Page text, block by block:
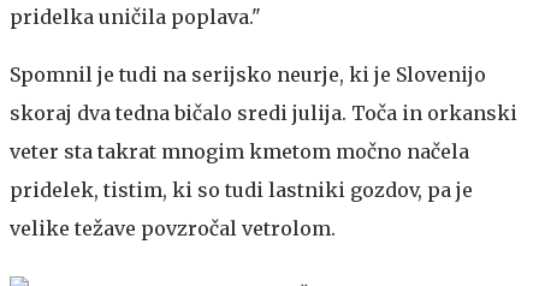
pridelka uničila poplava."
Spomnil je tudi na serijsko neurje, ki je Slovenijo
skoraj dva tedna bičalo sredi julija. Toča in orkanski
veter sta takrat mnogim kmetom močno načela
pridelek, tistim, ki so tudi lastniki gozdov, pa je
velike težave povzročal vetrolom.